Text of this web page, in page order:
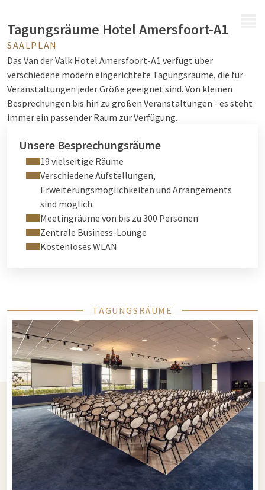
Tagungsräume Hotel Amersfoort-A1
SAALPLAN
Das Van der Valk Hotel Amersfoort-A1 verfügt über
verschiedene modern eingerichtete Tagungsräume, die für
Veranstaltungen jeder Größe geeignet sind. Von kleinen
Besprechungen bis hin zu großen Veranstaltungen - es steht
immer ein passender Raum zur Verfügung.
Unsere Besprechungsräume
19 vielseitige Räume
Verschiedene Aufstellungen,
Erweiterungsmöglichkeiten und Arrangements
sind möglich.
Meetingräume von bis zu 300 Personen
Zentrale Business-Lounge
Kostenloses WLAN
TAGUNGSRÄUME